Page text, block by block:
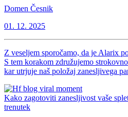
Domen Česnik
01. 12. 2025
Z veseljem sporočamo, da je Alarix
S tem korakom združujemo
kar utrjuje naš položaj zanesljivega
Kako zagotoviti zanesljivost vaše
trenutek